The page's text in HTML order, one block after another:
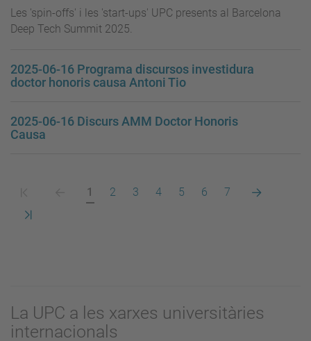
Les 'spin-offs' i les 'start-ups' UPC presents al Barcelona
Deep Tech Summit 2025.
2025-06-16 Programa discursos investidura
doctor honoris causa Antoni Tio
2025-06-16 Discurs AMM Doctor Honoris
Causa
anterior
Pàgina
actual
1 Pàgina
2 Pàgina
3 Pàgina
4 Pàgina
5 Pàgina
6 Pàgina
7
Pàgina
Darrera
La UPC a les xarxes universitàries
internacionals